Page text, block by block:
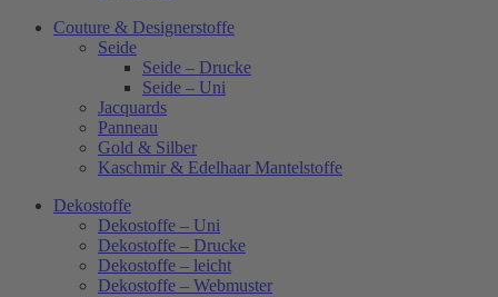
Couture & Designerstoffe
Seide
Seide – Drucke
Seide – Uni
Jacquards
Panneau
Gold & Silber
Kaschmir & Edelhaar Mantelstoffe
Dekostoffe
Dekostoffe – Uni
Dekostoffe – Drucke
Dekostoffe – leicht
Dekostoffe – Webmuster